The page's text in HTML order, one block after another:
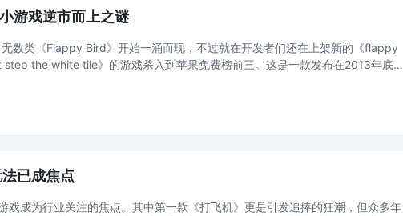
游戏逆市而上之谜
数类《Flappy Bird》开始一涌而现，不过就在开发者们还在上架新的《flappy
step the white tile》的游戏杀入到苹果免费榜前三。这是一款发布在2013年底的
已成焦点
戏成为行业关注的焦点。其中第一款《打飞机》更是引发追捧的狂潮，但众多年